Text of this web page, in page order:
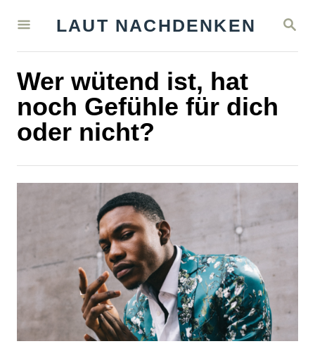
S
A
LAUT NACHDENKEN
Wer wütend ist, hat
noch Gefühle für dich
oder nicht?